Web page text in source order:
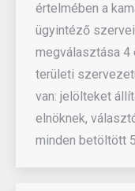
értelmében a
ügyintéző
megválasztása 4
területi
van: jelölteket
elnöknek,
minden betöltött